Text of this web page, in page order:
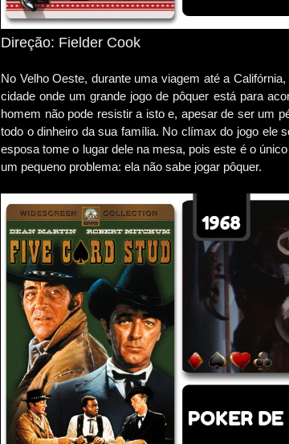
Direção: Fielder Cook
No Velho Oeste, durante uma viagem até a
cidade onde um grande jogo de pôquer está para
homem não pode resistir a isto e, apesar de ser um
todo o dinheiro da sua família. No clímax do jogo ele
esposa tome o lugar dele na mesa, pois este é o
um pequeno problema: ela não sabe jogar pôquer.